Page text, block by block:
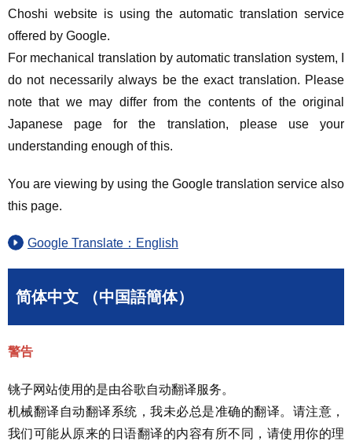
Choshi website is using the automatic translation service
offered by Google.
For mechanical translation by automatic translation system, I
do not necessarily always be the exact translation. Please
note that we may differ from the contents of the original
Japanese page for the translation, please use your
understanding enough of this.
You are viewing by using the Google translation service also
this page.
Google Translate：English
简体中文 （中国語簡体）
警告
铫子网站使用的是由谷歌自动翻译服务。
机械翻译自动翻译系统，我未必总是准确的翻译。请注意，
我们可能从原来的日语翻译的内容有所不同，请使用你的理